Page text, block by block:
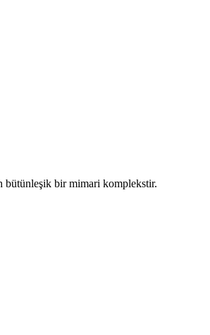
bütünleşik bir mimari komplekstir.